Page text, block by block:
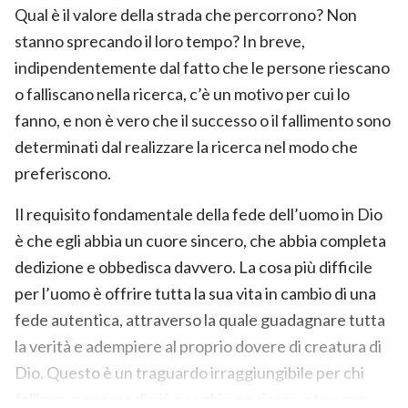
Qual è il valore della strada che percorrono? Non
stanno sprecando il loro tempo? In breve,
indipendentemente dal fatto che le persone riescano
o falliscano nella ricerca, c’è un motivo per cui lo
fanno, e non è vero che il successo o il fallimento sono
determinati dal realizzare la ricerca nel modo che
preferiscono.
Il requisito fondamentale della fede dell’uomo in Dio
è che egli abbia un cuore sincero, che abbia completa
dedizione e obbedisca davvero. La cosa più difficile
per l’uomo è offrire tutta la sua vita in cambio di una
fede autentica, attraverso la quale guadagnare tutta
la verità e adempiere al proprio dovere di creatura di
Dio. Questo è un traguardo irraggiungibile per chi